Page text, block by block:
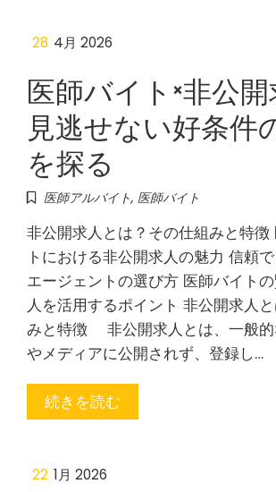
28 4月 2026
医師バイト×非公開
見逃せない好条件
を探る
医師アルバイト, 医師バイト
非公開求人とは？その仕組みと特徴
トにおける非公開求人の魅力 信頼
エージェントの選び方 医師バイト
人を活用するポイント 非公開求人
みと特徴 非公開求人とは、一般的
やメディアに公開されず、登録し…
続きを読む
22 1月 2026